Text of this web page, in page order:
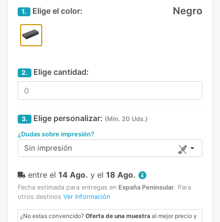
1. Elige el color: Negro
2. Elige cantidad:
3. Elige personalizar: (Min. 20 Uds.)
¿Dudas sobre impresión?
Sin impresión
entre el 14 Ago. y el 18 Ago.
Fecha estimada para entregas en España Peninsular. Para
otros destinos Ver Información
¿No estas convencido? Oferta de una muestra al mejor precio y